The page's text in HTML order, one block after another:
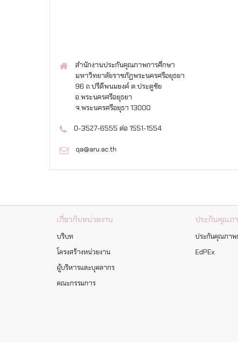
สำนักงานประกันคุณภาพการศึกษา
มหาวิทยาลัยราชภัฏพระนครศรีอยุธยา
96 ถ.ปรีดีพนมยงค์ ต.ประตูชัย
อ.พระนครศรีอยุธยา
จ.พระนครศรีอยุธา 13000
0-3527-6555 ต่อ 1551-1554
qa@aru.ac.th
เกี่ยวกับหน่วยงาน
บริบท
โครงสร้างหน่วยงาน
ผู้บริหารและบุคลากร
คณะกรรมการ
ประกันคุณภ
ประกันคุณภาพ
EdPEx